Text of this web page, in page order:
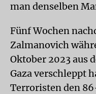
man denselben
Fünf Wochen
Zalmanovich
Oktober 2023 aus
Gaza verschleppt
Terroristen den